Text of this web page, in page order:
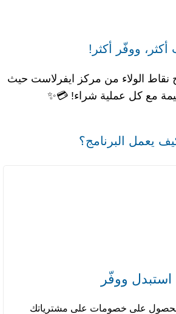
ووفّر أكثر!
نقاط الولاء من مركز ايفرلاست حيث
مع كل عملية شراء! 💳✨
يعمل البرنامج؟
استبدل ووفّر
على خصومات على مشترياتك